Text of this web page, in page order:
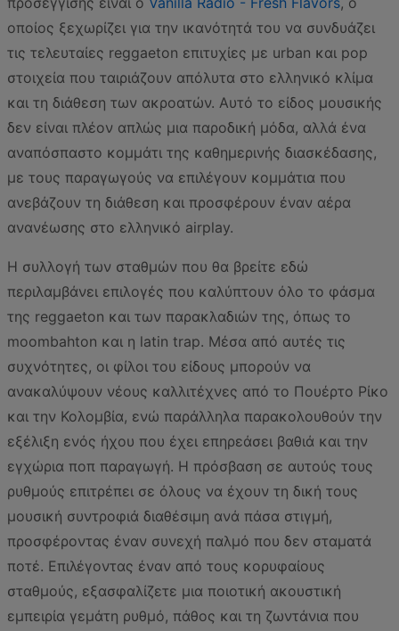
οποίος ξεχωρίζει για την ικανότητά του να συνδυάζει
τις τελευταίες reggaeton επιτυχίες με urban και pop
στοιχεία που ταιριάζουν απόλυτα στο ελληνικό κλίμα
και τη διάθεση των ακροατών. Αυτό το είδος μουσικής
δεν είναι πλέον απλώς μια παροδική μόδα, αλλά ένα
αναπόσπαστο κομμάτι της καθημερινής διασκέδασης,
με τους παραγωγούς να επιλέγουν κομμάτια που
ανεβάζουν τη διάθεση και προσφέρουν έναν αέρα
ανανέωσης στο ελληνικό airplay.
Η συλλογή των σταθμών που θα βρείτε εδώ
περιλαμβάνει επιλογές που καλύπτουν όλο το φάσμα
της reggaeton και των παρακλαδιών της, όπως το
moombahton και η latin trap. Μέσα από αυτές τις
συχνότητες, οι φίλοι του είδους μπορούν να
ανακαλύψουν νέους καλλιτέχνες από το Πουέρτο Ρίκο
και την Κολομβία, ενώ παράλληλα παρακολουθούν την
εξέλιξη ενός ήχου που έχει επηρεάσει βαθιά και την
εγχώρια ποπ παραγωγή. Η πρόσβαση σε αυτούς τους
ρυθμούς επιτρέπει σε όλους να έχουν τη δική τους
μουσική συντροφιά διαθέσιμη ανά πάσα στιγμή,
προσφέροντας έναν συνεχή παλμό που δεν σταματά
ποτέ. Επιλέγοντας έναν από τους κορυφαίους
σταθμούς, εξασφαλίζετε μια ποιοτική ακουστική
εμπειρία γεμάτη ρυθμό, πάθος και τη ζωντάνια που